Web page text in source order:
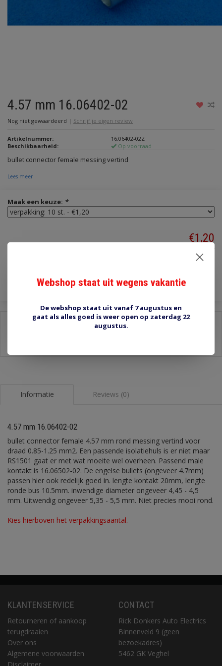
4.57 mm 16.06402-02
Nog niet gewaardeerd | Schrijf je eigen review
Artikelnummer:
16.06402-02Z
Beschikbaarheid:
Op voorraad
bullet connector female messing vertind
Lees meer
Maak een keuze: *
€1,20
Informatie Reviews (0)
4.57 mm 16.06402-02
bullet connector female 4.57 mm rond messing vertind voor
draad 0.85-1.25 mm2. Een passende isolatiehuls is er niet maar
RS1501 gaat er met wat moeite wel overheen. Passend male
kontakt is 16.06502-02. De engelse bullets (ongeveer 4.7mm)
passen hier ook redelijk goed in. lengte kontakt 20mm, lengte
ronde bus 10.5mm. inwendige diameter ongeveer 4,45 - 4,5
mm. Uitwendig ongeveer 5,35 - 5,5 mm. Niet precies mooi rond.
Kies hierboven het verpakkingsaantal.
KLANTENSERVICE
Retourneren of aankoop
terugdraaien
Over ons
Algemene voorwaarden
CONTACT
Rick Donkers Auto Electrics
Binnenveld 9 (geen
bezoekadres)
5462 GK Veghel
Webshop staat uit wegens vakantie
De webshop staat uit vanaf 7 augustus en
gaat als alles goed is weer open op zaterdag 22
augustus.